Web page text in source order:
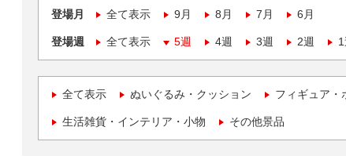
登場月 全て表示 9月 8月 7月 6月
登場週 全て表示 5週 4週 3週 2週 1
全て表示 ぬいぐるみ・クッション フィギュア・
生活雑貨・インテリア・小物 その他景品